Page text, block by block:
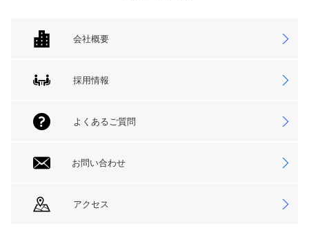
会社概要
採用情報
よくあるご質問
お問い合わせ
アクセス